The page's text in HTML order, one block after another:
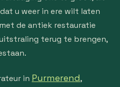
u weer in ere wilt laten
de antiek restauratie
terug te brengen,
in Purmerend,